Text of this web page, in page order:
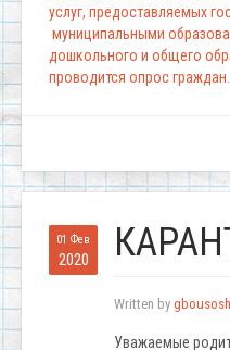
услуг, предоставляемых
муниципальными
дошкольного и общего
проводится опрос граждан.
01 Фев
2020
Written by
Уважаемые